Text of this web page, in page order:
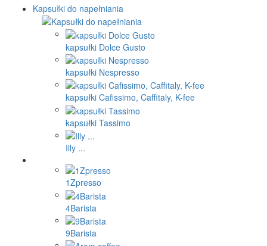
Kapsułki do napełniania
kapsułki Dolce Gusto
kapsułki Nespresso
kapsułki Cafissimo, Caffitaly, K-fee
kapsułki Tassimo
Illy ...
1Zpresso
4Barista
9Barista